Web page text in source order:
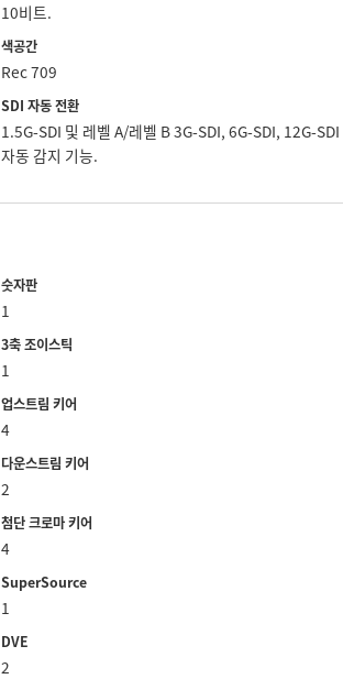
10비트.
색공간
Rec 709
SDI 자동 전환
1.5G-SDI 및 레벨 A/레벨 B 3G-SDI, 6G-SDI, 12G-SDI
자동 감지 기능.
숫자판
1
3축 조이스틱
1
업스트림 키어
4
다운스트림 키어
2
첨단 크로마 키어
4
SuperSource
1
DVE
2